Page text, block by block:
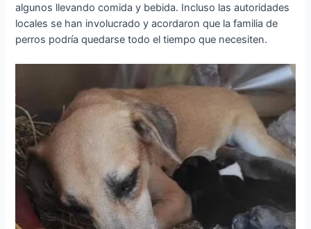
algunos llevando comida y bebida. Incluso las autoridades
locales se han involucrado y acordaron que la familia de
perros podría quedarse todo el tiempo que necesiten.